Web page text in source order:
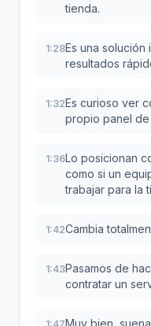
tienda.
1:28Es una solución
resultados
1:32Es curioso ver
propio panel de
1:36Lo posicionan
como si un
trabajar para la
1:42Cambia
1:43Pasamos de
contratar un
Muy bien,